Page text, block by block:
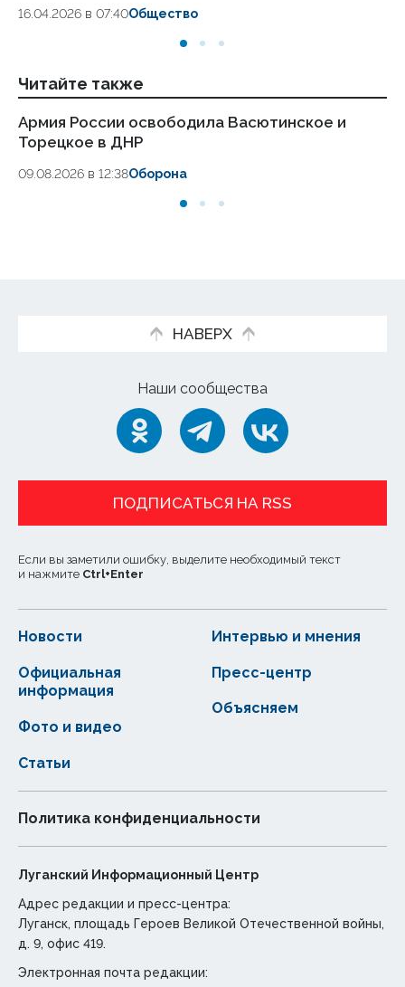
16.04.2026 в 07:40Общество
Читайте также
Армия России освободила Васютинское и
Торецкое в ДНР
09.08.2026 в 12:38Оборона
НАВЕРХ
Наши сообщества
ПОДПИСАТЬСЯ НА RSS
Если вы заметили ошибку, выделите необходимый текст
и нажмите Ctrl+Enter
Новости
Статьи
Официальная
информация
Интервью и мнения
Фото и видео
Пресс-центр
Объясняем
Политика конфиденциальности
Луганский Информационный Центр
Адрес редакции и пресс-центра:
Луганск, площадь Героев Великой Отечественной войны,
д. 9, офис 419.
Электронная почта редакции: